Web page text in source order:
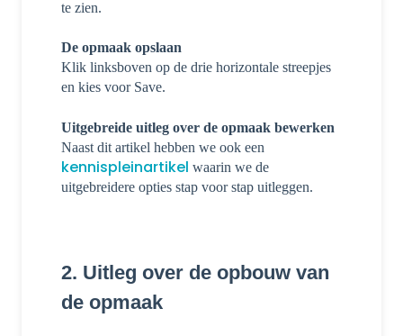
te zien.
De opmaak opslaan
Klik linksboven op de drie horizontale streepjes
en kies voor Save.
Uitgebreide uitleg over de opmaak bewerken
Naast dit artikel hebben we ook een
kennispleinartikel waarin we de
uitgebreidere opties stap voor stap uitleggen.
2. Uitleg over de opbouw van
de opmaak